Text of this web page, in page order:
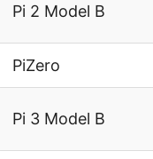
Pi 2 Model B
PiZero
Pi 3 Model B